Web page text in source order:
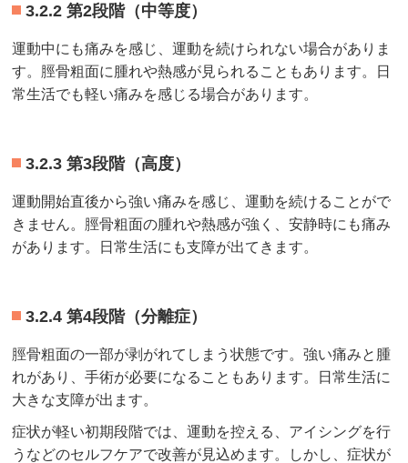
3.2.2 第2段階（中等度）
運動中にも痛みを感じ、運動を続けられない場合がありま
す。脛骨粗面に腫れや熱感が見られることもあります。日
常生活でも軽い痛みを感じる場合があります。
3.2.3 第3段階（高度）
運動開始直後から強い痛みを感じ、運動を続けることがで
きません。脛骨粗面の腫れや熱感が強く、安静時にも痛み
があります。日常生活にも支障が出てきます。
3.2.4 第4段階（分離症）
脛骨粗面の一部が剥がれてしまう状態です。強い痛みと腫
れがあり、手術が必要になることもあります。日常生活に
大きな支障が出ます。
症状が軽い初期段階では、運動を控える、アイシングを行
うなどのセルフケアで改善が見込めます。しかし、症状が